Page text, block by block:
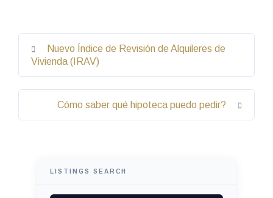
Nuevo Índice de Revisión de Alquileres de
Vivienda (IRAV)
Cómo saber qué hipoteca puedo pedir?
LISTINGS SEARCH